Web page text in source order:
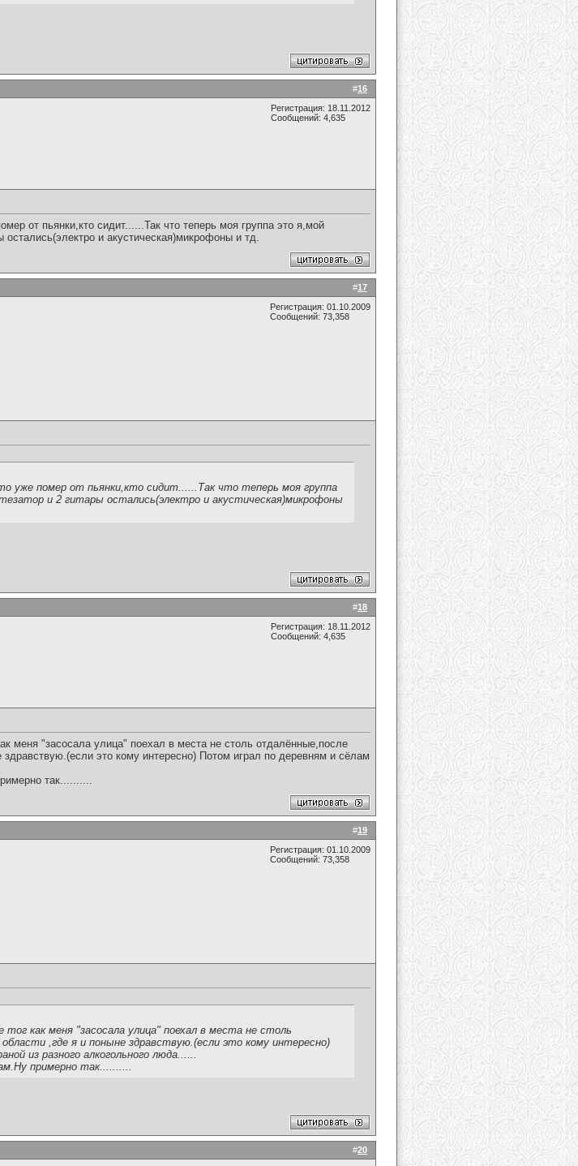
#16
Регистрация: 18.11.2012
Сообщений: 4,635
от пьянки,кто сидит......Так что теперь моя группа это я,мой
и акустическая)микрофоны и тд.
#17
Регистрация: 01.10.2009
Сообщений: 73,358
уже помер от пьянки,кто сидит......Так что теперь моя группа
и 2 гитары остались(электро и акустическая)микрофоны
#18
Регистрация: 18.11.2012
Сообщений: 4,635
меня "засосала улица" поехал в места не столь отдалённые,после
это кому интересно) Потом играл по деревням и сёлам
так..........
#19
Регистрация: 01.10.2009
Сообщений: 73,358
как меня "засосала улица" поехал в места не столь
,где я и поныне здравствую.(если это кому интересно)
из разного алкогольного люда......
примерно так..........
#20